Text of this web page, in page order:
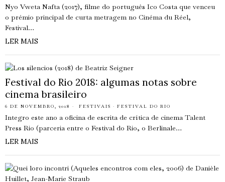
Nyo Vweta Nafta (2017), filme do português Ico Costa que venceu
o prémio principal de curta metragem no Cinéma du Réel,
Festival…
LER MAIS
Festival do Rio 2018: algumas notas sobre
cinema brasileiro
6 DE NOVEMBRO, 2018 FESTIVAIS · FESTIVAL DO RIO
Integro este ano a oficina de escrita de crítica de cinema Talent
Press Rio (parceria entre o Festival do Rio, o Berlinale…
LER MAIS